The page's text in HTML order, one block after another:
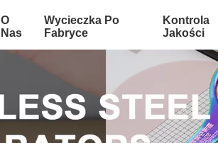
O
Nas
Wycieczka Po
Fabryce
Kontrola
Jakości